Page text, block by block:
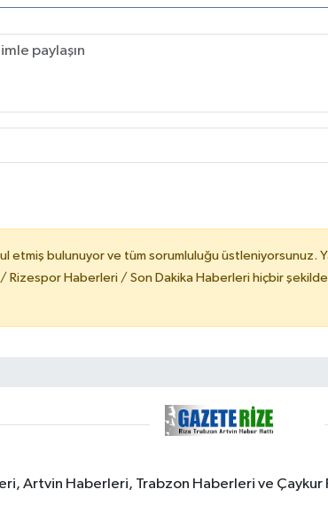
etmiş bulunuyor ve tüm sorumluluğu üstleniyorsunuz.
Rizespor Haberleri / Son Dakika Haberleri hiçbir şekilde
Artvin Haberleri, Trabzon Haberleri ve